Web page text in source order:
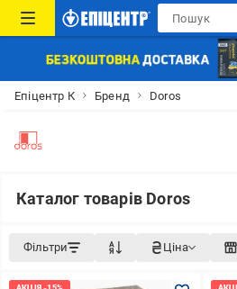
Епіцентр К Бренд Doros
Каталог товарів Doros
Фільтри Ціна